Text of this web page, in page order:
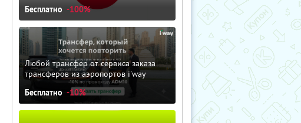
Бесплатно -100%
Любой трансфер от сервиса заказа
трансферов из аэропортов i'way
Бесплатно -10%